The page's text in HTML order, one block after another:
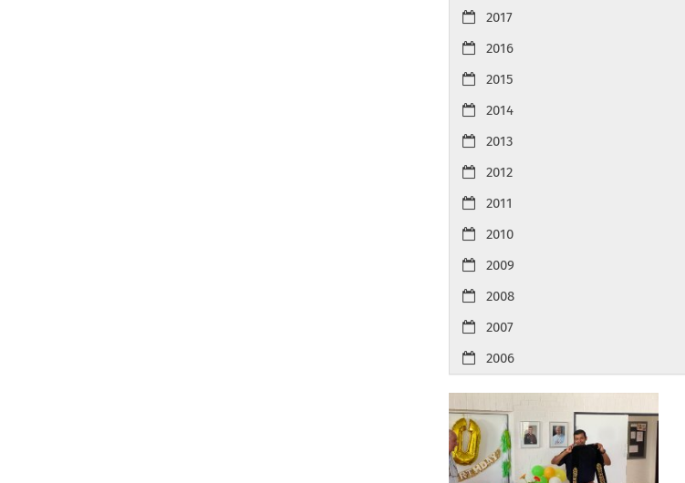
2017
2016
2015
2014
2013
2012
2011
2010
2009
2008
2007
2006